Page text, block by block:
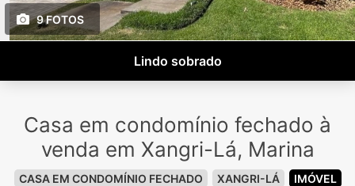
9 FOTOS
Lindo sobrado
Casa em condomínio fechado à
venda em Xangri-Lá, Marina
CASA EM CONDOMÍNIO FECHADO XANGRI-LÁ IMÓVEL